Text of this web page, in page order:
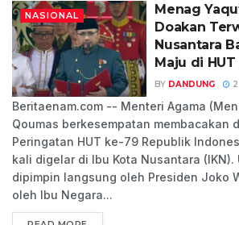
NASIONAL
Menag
Doakan
Nusantara
Maju di
BY DANDUNG
Beritaenam.com -- Menteri Agama
Qoumas berkesempatan membacakan
Peringatan HUT ke-79 Republik
kali digelar di Ibu Kota Nusantara (IKN).
dipimpin langsung oleh Presiden Joko
oleh Ibu Negara...